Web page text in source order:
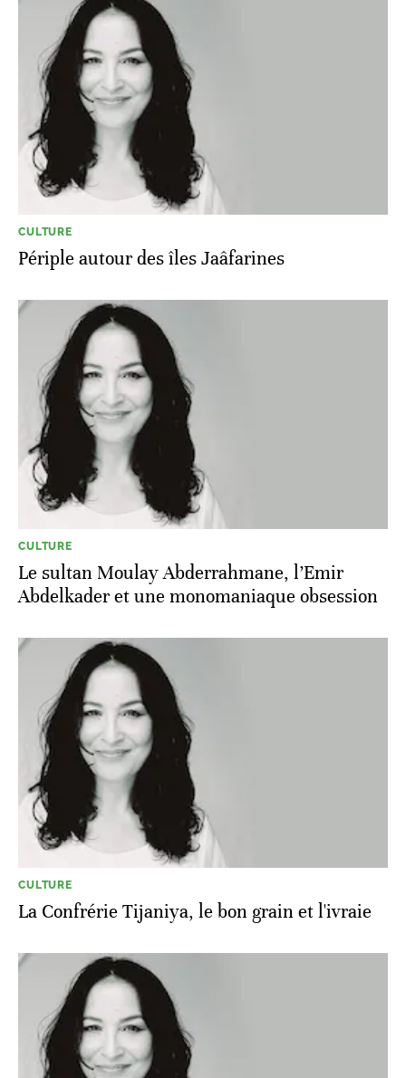
CULTURE
Périple autour des îles Jaâfarines
CULTURE
Le sultan Moulay Abderrahmane, l’Emir
Abdelkader et une monomaniaque obsession
CULTURE
La Confrérie Tijaniya, le bon grain et l'ivraie